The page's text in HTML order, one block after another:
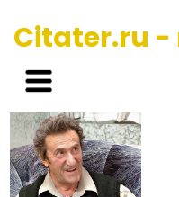
Citater.ru -